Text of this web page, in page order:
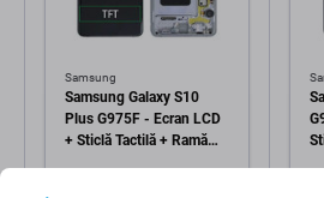
Samsung
Samsung Galaxy S10
Plus G975F - Ecran LCD
+ Sticlă Tactilă + Ramă